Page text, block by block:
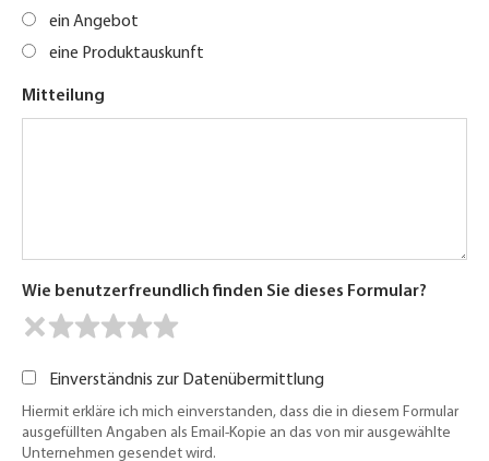
ein Angebot
eine Produktauskunft
Mitteilung
Wie benutzerfreundlich finden Sie dieses Formular?
Einverständnis zur Datenübermittlung
Hiermit erkläre ich mich einverstanden, dass die in diesem Formular
ausgefüllten Angaben als Email-Kopie an das von mir ausgewählte
Unternehmen gesendet wird.